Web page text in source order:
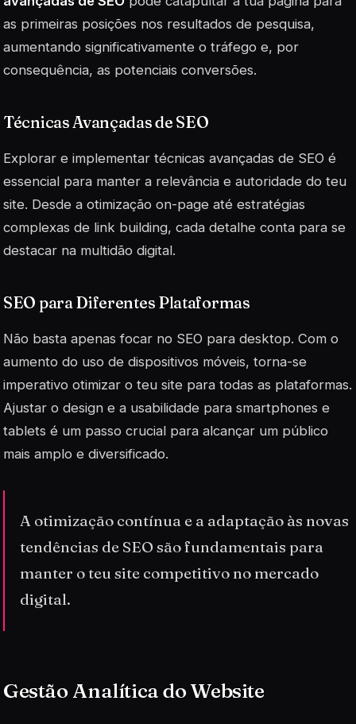
as primeiras posições nos resultados de pesquisa,
aumentando significativamente o tráfego e, por
consequência, as potenciais conversões.
Técnicas Avançadas de SEO
Explorar e implementar técnicas avançadas de SEO é
essencial para manter a relevância e autoridade do teu
site. Desde a otimização on-page até estratégias
complexas de link building, cada detalhe conta para se
destacar na multidão digital.
SEO para Diferentes Plataformas
Não basta apenas focar no SEO para desktop. Com o
aumento do uso de dispositivos móveis, torna-se
imperativo otimizar o teu site para todas as plataformas.
Ajustar o design e a usabilidade para smartphones e
tablets é um passo crucial para alcançar um público
mais amplo e diversificado.
A otimização contínua e a adaptação às novas
tendências de SEO são fundamentais para
manter o teu site competitivo no mercado
digital.
Gestão Analítica do Website